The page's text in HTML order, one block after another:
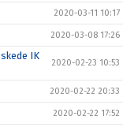
2020-03-11 10:17
2020-03-08 17:26
IK
2020-02-23 10:53
2020-02-22 20:33
2020-02-22 17:52